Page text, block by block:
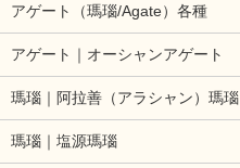
アゲート（瑪瑙/Agate）各種
アゲート｜オーシャンアゲート
瑪瑙｜阿拉善（アラシャン）瑪瑙
瑪瑙｜塩源瑪瑙